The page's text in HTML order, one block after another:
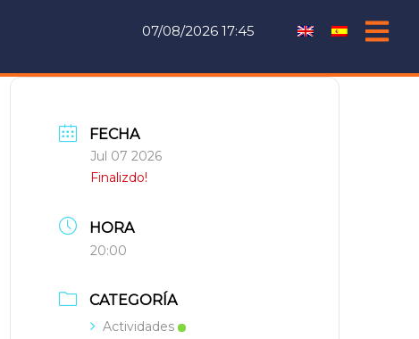
07/08/2026 17:45
FECHA
Jul 07 2026
Finalizdo!
HORA
20:00
CATEGORÍA
Actividades